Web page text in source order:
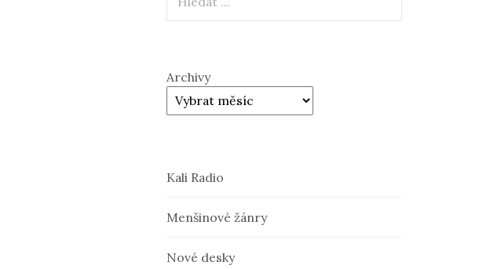
Archivy
Kali Radio
Menšinové žánry
Nové desky